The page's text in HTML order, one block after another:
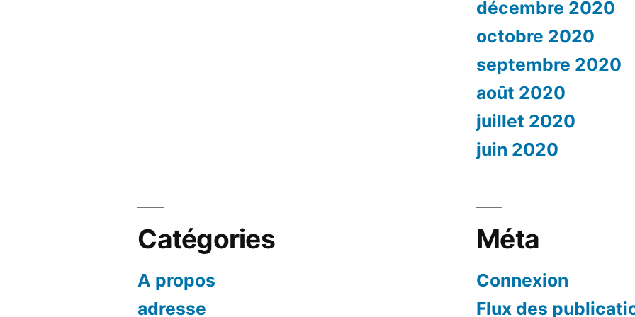
décembre 2020
octobre 2020
septembre 2020
août 2020
juillet 2020
juin 2020
Catégories
A propos
adresse
Méta
Connexion
Flux des